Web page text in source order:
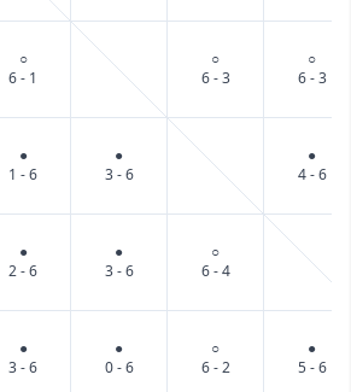
○
6 - 1
○
6 - 3
○
6 - 3
●
1 - 6
●
3 - 6
●
4 - 6
●
2 - 6
●
3 - 6
○
6 - 4
●
3 - 6
●
0 - 6
○
6 - 2
●
5 - 6